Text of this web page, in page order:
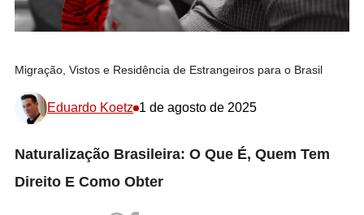
Migração, Vistos e Residência de Estrangeiros para o Brasil
Eduardo Koetz 1 de agosto de 2025
Naturalização Brasileira: O Que É, Quem Tem
Direito E Como Obter